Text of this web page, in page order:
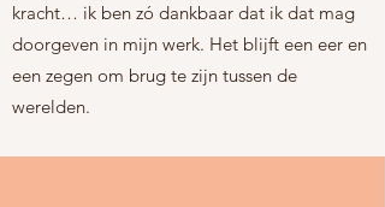
kracht… ik ben zó dankbaar dat ik dat mag
doorgeven in mijn werk. Het blijft een eer en
een zegen om brug te zijn tussen de
werelden.